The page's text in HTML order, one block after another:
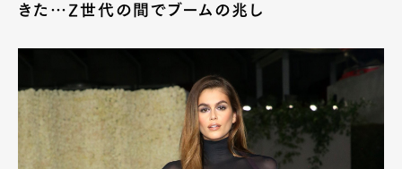
きた…Z世代の間でブームの兆し